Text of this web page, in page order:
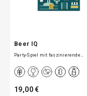
Beer IQ
Party-Spiel mit faszinierende…
19,00 €